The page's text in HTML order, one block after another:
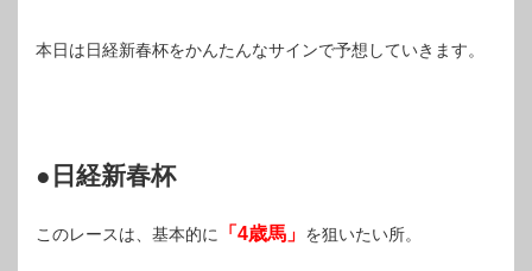
本日は日経新春杯をかんたんなサインで予想していきます。
●日経新春杯
このレースは、基本的に 「4歳馬」 を狙いたい所。